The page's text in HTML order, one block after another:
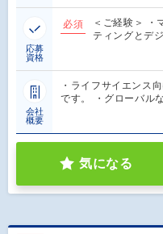
応募
資格
必須
＜ご経験＞ ・
ティングとデ
会社
概要
・ライフサイエンス
です。 ・グローバル
気になる